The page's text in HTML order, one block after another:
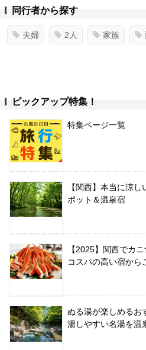
同行者から探す
夫婦 2人 家族
ピックアップ特集！
特集ページ一覧
【関西】本当に涼
ポット＆温泉宿
【2025】関西でカ
コスパの高い宿から
ぬる湯が楽しめるお
湯しやすい名湯を温